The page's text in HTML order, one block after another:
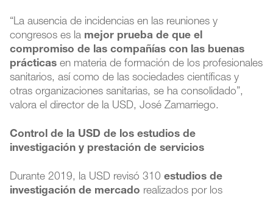
“La ausencia de incidencias en las reuniones y
congresos es la mejor prueba de que el
compromiso de las compañías con las buenas
prácticas en materia de formación de los profesionales
sanitarios, así como de las sociedades científicas y
otras organizaciones sanitarias, se ha consolidado”,
valora el director de la USD, José Zamarriego.
Control de la USD de los estudios de
investigación y prestación de servicios
Durante 2019, la USD revisó 310 estudios de
investigación de mercado realizados por los